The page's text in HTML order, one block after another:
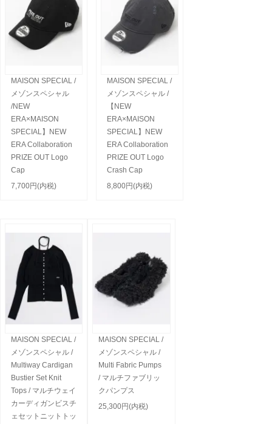
MAISON SPECIAL /
メゾンスペシャル
/NEW
ERA×MAISON
SPECIAL】NEW
ERA Collaboration
PRIZE OUT Logo
Cap
7,700円(内税)
MAISON SPECIAL /
メゾンスペシャル /
【NEW
ERA×MAISON
SPECIAL】NEW
ERA Collaboration
PRIZE OUT Logo
Crash Cap
8,800円(内税)
MAISON SPECIAL /
メゾンスペシャル /
Multiway Cardigan
Bustier Set Knit
Tops / マルチウェイ
カーディガンビスチ
ェセットニットトッ
MAISON SPECIAL /
メゾンスペシャル /
Multi Fabric Pumps
/ マルチファブリッ
クパンプス
25,300円(内税)